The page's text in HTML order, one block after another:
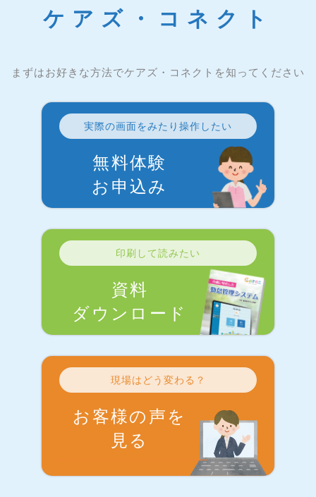
ケアズ・コネクト
まずはお好きな方法でケアズ・コネクトを知ってください
実際の画面をみたり操作したい
無料体験
お申込み
印刷して読みたい
資料
ダウンロード
現場はどう変わる？
お客様の声を
見る